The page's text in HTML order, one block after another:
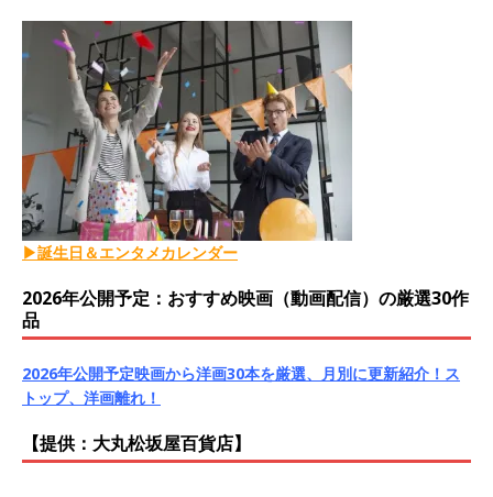
▶誕生日＆エンタメカレンダー
2026年公開予定：おすすめ映画（動画配信）の厳選30作
品
2026年公開予定映画から洋画30本を厳選、月別に更新紹介！ス
トップ、洋画離れ！
【提供：大丸松坂屋百貨店】